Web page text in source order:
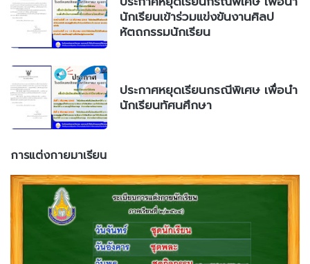
นักเรียนเข้าร่วมแข่งขันงานศิลป
หัตถกรรมนักเรียน
ประกาศหยุดเรียนกรณีพิเศษ เพื่อนำ
นักเรียนทัศนศึกษา
การแต่งกายมาเรียน